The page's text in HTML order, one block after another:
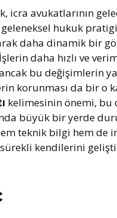
icra avukatlarının
hukuk
daha dinamik bir
daha hızlı ve
bu değişimlerin
korunması da bir o
kelimesinin önemi, bu
büyük bir yerde
teknik bilgi hem de
kendilerini